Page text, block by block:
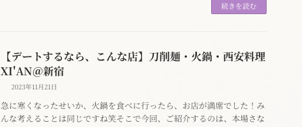
続きを読む
【デートするなら、こんな店】刀削麺・火鍋・西安料理
XI'AN＠新宿
2023年11月21日
急に寒くなったせいか、火鍋を食べに行ったら、お店が満席でした！み
んな考えることは同じですね笑そこで今回、ご紹介するのは、本場さな